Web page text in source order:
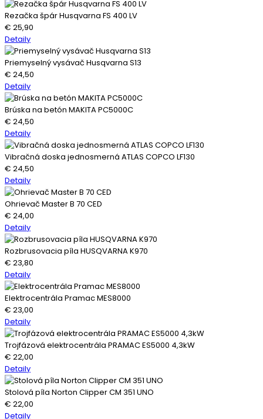
Rezačka špár Husqvarna FS 400 LV
€ 25,90
Detaily
Priemyselný vysávač Husqvarna S13
€ 24,50
Detaily
Brúska na betón MAKITA PC5000C
€ 24,50
Detaily
Vibračná doska jednosmerná ATLAS COPCO LF130
€ 24,50
Detaily
Ohrievač Master B 70 CED
€ 24,00
Detaily
Rozbrusovacia píla HUSQVARNA K970
€ 23,80
Detaily
Elektrocentrála Pramac MES8000
€ 23,00
Detaily
Trojfázová elektrocentrála PRAMAC ES5000 4,3kW
€ 22,00
Detaily
Stolová píla Norton Clipper CM 351 UNO
€ 22,00
Detaily